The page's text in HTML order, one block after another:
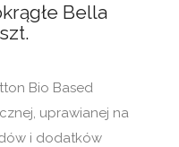
Bella
Bio Based
uprawianej na
i dodatków